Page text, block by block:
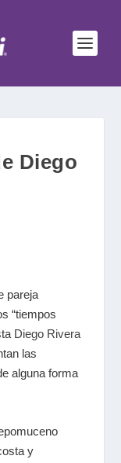
Diego
pareja
“tiempos
Diego Rivera
las
alguna forma
y